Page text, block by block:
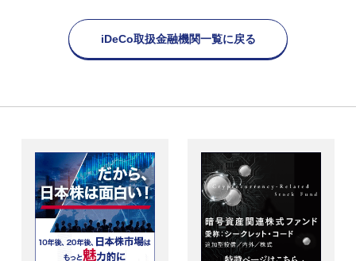
iDeCo取扱金融機関一覧に戻る